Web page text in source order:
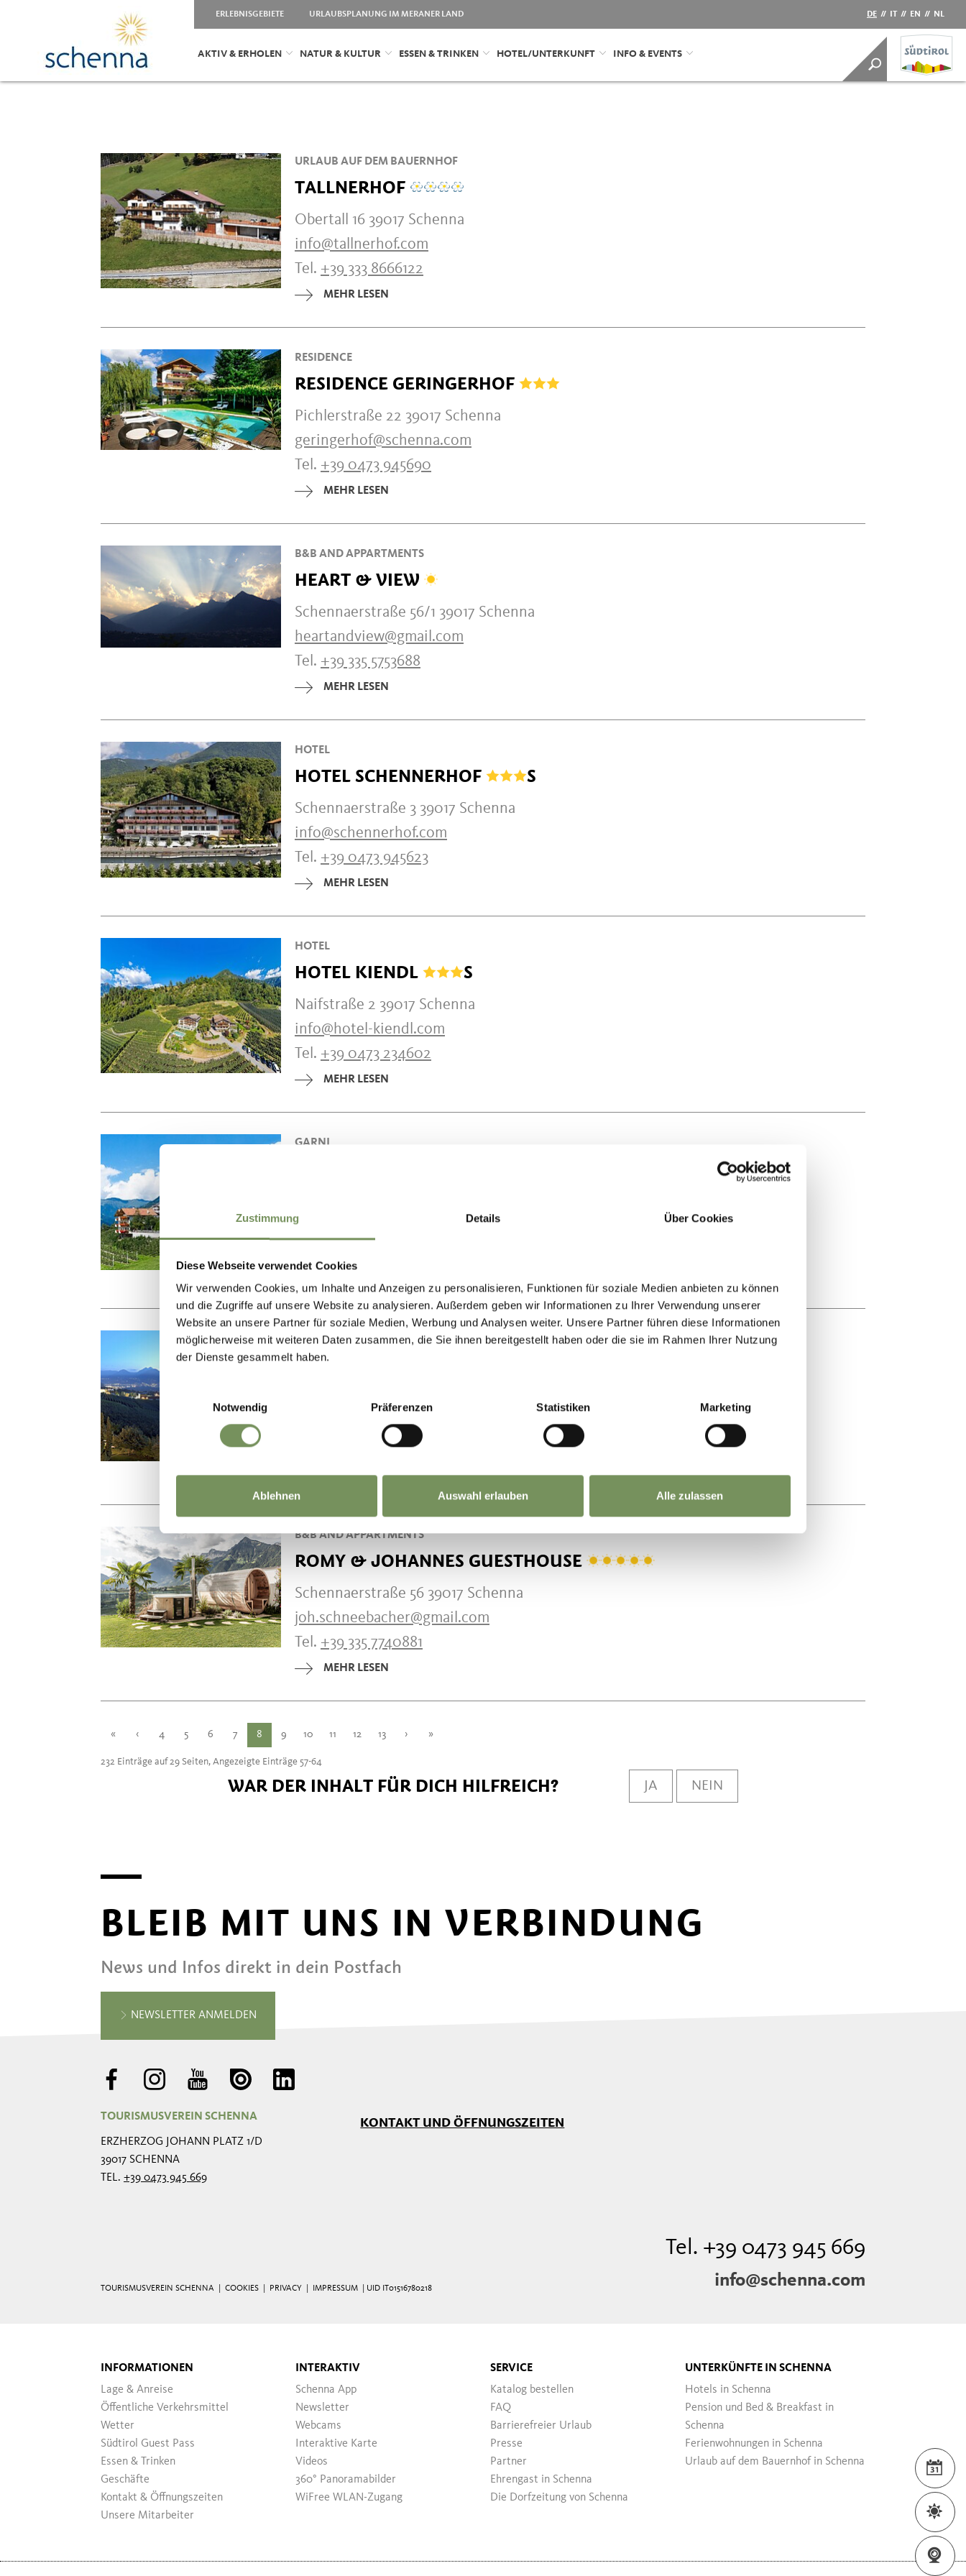
Zustimmung Details Über Cookies
Diese Webseite verwendet Cookies
Wir verwenden Cookies, um Inhalte und Anzeigen zu personalisieren, Funktionen für soziale Medien anbieten zu können
und die Zugriffe auf unsere Website zu analysieren. Außerdem geben wir Informationen zu Ihrer Verwendung unserer
Website an unsere Partner für soziale Medien, Werbung und Analysen weiter. Unsere Partner führen diese Informationen
möglicherweise mit weiteren Daten zusammen, die Sie ihnen bereitgestellt haben oder die sie im Rahmen Ihrer Nutzung
der Dienste gesammelt haben.
Einwilligungsauswahl
Notwendig
Präferenzen Statistiken Marketing
Ablehnen Auswahl erlauben Alle zulassen
ERLEBNISGEBIETE URLAUBSPLANUNG IM MERANER LAND DE // IT // EN // NL
AKTIV & ERHOLEN NATUR & KULTUR ESSEN & TRINKEN HOTEL/UNTERKUNFT INFO & EVENTS
URLAUB AUF DEM BAUERNHOF
TALLNERHOF
Obertall 16 39017 Schenna
info@tallnerhof.com
Tel. +39 333 8666122
MEHR LESEN
RESIDENCE
RESIDENCE GERINGERHOF
Pichlerstraße 22 39017 Schenna
geringerhof@schenna.com
Tel. +39 0473 945690
MEHR LESEN
B&B AND APPARTMENTS
HEART & VIEW
Schennaerstraße 56/1 39017 Schenna
heartandview@gmail.com
Tel. +39 335 5753688
MEHR LESEN
HOTEL
HOTEL SCHENNERHOF S
Schennaerstraße 3 39017 Schenna
info@schennerhof.com
Tel. +39 0473 945623
MEHR LESEN
HOTEL
HOTEL KIENDL S
Naifstraße 2 39017 Schenna
info@hotel-kiendl.com
Tel. +39 0473 234602
MEHR LESEN
GARNI
info@grafenau-schenna.com
URLAUB AUF DEM BAUERNHOF
UNTERPENATZ
unterpenatz@schenna.com
+39 0473 945571
B&B AND APPARTMENTS
ROMY & JOHANNES GUESTHOUSE
Schennaerstraße 56 39017 Schenna
joh.schneebacher@gmail.com
Tel. +39 335 7740881
MEHR LESEN
« ‹ 4 5 6 7 8 9 10 11 12 13 › »
232 Einträge auf 29 Seiten, Angezeigte Einträge 57-64
WAR DER INHALT FÜR DICH HILFREICH? JA NEIN
BLEIB MIT UNS IN VERBINDUNG
News und Infos direkt in dein Postfach
NEWSLETTER ANMELDEN
TOURISMUSVEREIN SCHENNA
ERZHERZOG JOHANN PLATZ 1/D
39017 SCHENNA
TEL. +39 0473 945 669
KONTAKT UND ÖFFNUNGSZEITEN
Tel. +39 0473 945 669
info@schenna.com
TOURISMUSVEREIN SCHENNA | COOKIES PRIVACY IMPRESSUM | UID IT01516780218
INFORMATIONEN
Lage & Anreise
Öffentliche Verkehrsmittel
Wetter
Südtirol Guest Pass
Essen & Trinken
Geschäfte
Kontakt & Öffnungszeiten
Unsere Mitarbeiter
INTERAKTIV
Schenna App
Newsletter
Webcams
Interaktive Karte
Videos
360° Panoramabilder
WiFree WLAN-Zugang
SERVICE
Katalog bestellen
FAQ
Barrierefreier Urlaub
Presse
Partner
Ehrengast in Schenna
Die Dorfzeitung von Schenna
UNTERKÜNFTE IN SCHENNA
Hotels in Schenna
Pension und Bed & Breakfast in
Schenna
Ferienwohnungen in Schenna
Urlaub auf dem Bauernhof in Schenna